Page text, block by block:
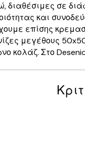
διαθέσιμες σε
και
επίσης
μεγέθους
κολάζ. Στο